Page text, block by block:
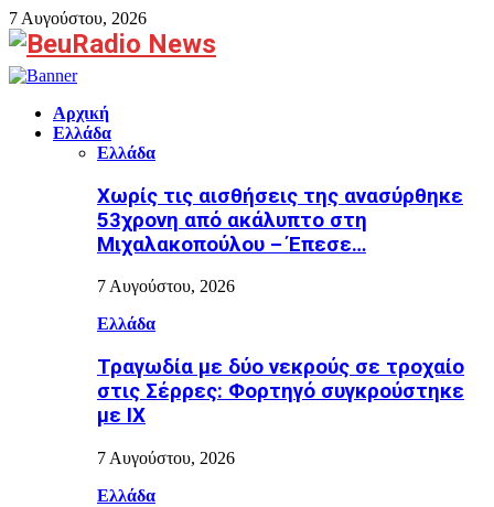
7 Αυγούστου, 2026
Facebook
Αρχική
Ελλάδα
Ελλάδα
Χωρίς τις αισθήσεις της ανασύρθηκε
53χρονη από ακάλυπτο στη
Μιχαλακοπούλου – Έπεσε…
7 Αυγούστου, 2026
Ελλάδα
Τραγωδία με δύο νεκρούς σε τροχαίο
στις Σέρρες: Φορτηγό συγκρούστηκε
με ΙΧ
7 Αυγούστου, 2026
Ελλάδα